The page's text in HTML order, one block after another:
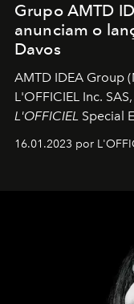
Grupo AMTD
anunciam o
Davos
AMTD IDEA Group
L'OFFICIEL Inc.
L'OFFICIEL Special
16.01.2023 por